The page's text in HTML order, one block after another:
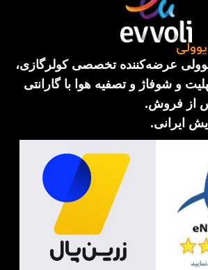
عرضه‌کننده تخصصی کولرگازی،
و شوفاژ و تصفیه هوا با گارانتی
از فروش.
ایرانی.